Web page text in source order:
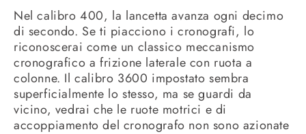
Nel calibro 400, la lancetta avanza ogni decimo
di secondo. Se ti piacciono i cronografi, lo
riconoscerai come un classico meccanismo
cronografico a frizione laterale con ruota a
colonne. Il calibro 3600 impostato sembra
superficialmente lo stesso, ma se guardi da
vicino, vedrai che le ruote motrici e di
accoppiamento del cronografo non sono azionate